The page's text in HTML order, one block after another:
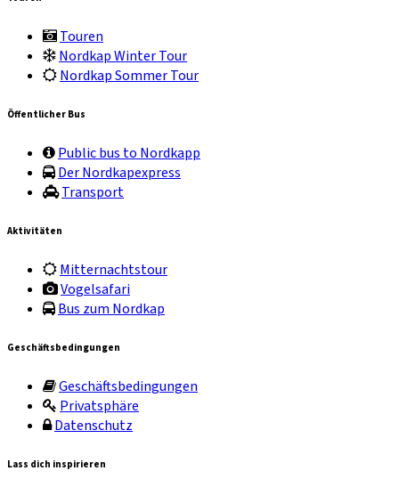
Touren
Nordkap Winter Tour
Nordkap Sommer Tour
Öffentlicher Bus
Public bus to Nordkapp
Der Nordkapexpress
Transport
Aktivitäten
Mitternachtstour
Vogelsafari
Bus zum Nordkap
Geschäftsbedingungen
Geschäftsbedingungen
Privatsphäre
Datenschutz
Lass dich inspirieren